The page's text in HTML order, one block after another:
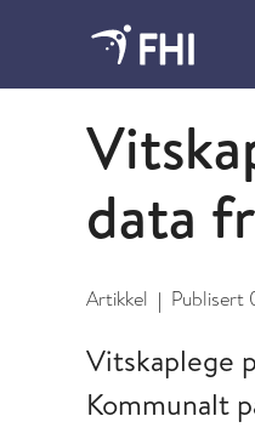
Norsk
data
Artikkel | Publisert
Vitskaplege
Kommunalt